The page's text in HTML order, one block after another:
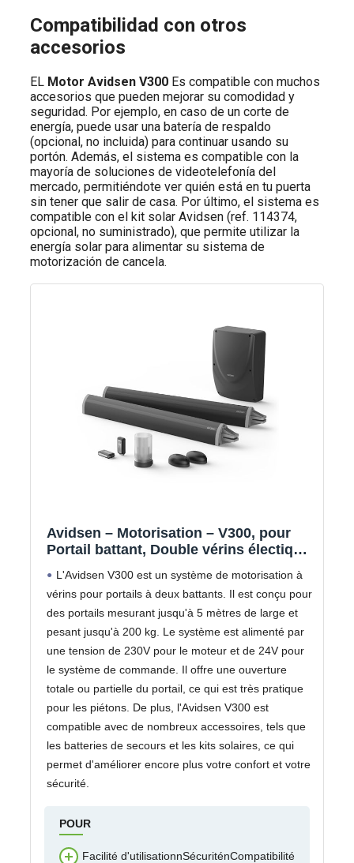
Compatibilidad con otros
accesorios
EL Motor Avidsen V300 Es compatible con muchos
accesorios que pueden mejorar su comodidad y
seguridad. Por ejemplo, en caso de un corte de
energía, puede usar una batería de respaldo
(opcional, no incluida) para continuar usando su
portón. Además, el sistema es compatible con la
mayoría de soluciones de videotelefonía del
mercado, permitiéndote ver quién está en tu puerta
sin tener que salir de casa. Por último, el sistema es
compatible con el kit solar Avidsen (ref. 114374,
opcional, no suministrado), que permite utilizar la
energía solar para alimentar su sistema de
motorización de cancela.
Avidsen – Motorisation – V300, pour
Portail battant, Double vérins électique
Clignotant LED, Gris – 114165
L'Avidsen V300 est un système de motorisation à
vérins pour portails à deux battants. Il est conçu pour
des portails mesurant jusqu'à 5 mètres de large et
pesant jusqu'à 200 kg. Le système est alimenté par
une tension de 230V pour le moteur et de 24V pour
le système de commande. Il offre une ouverture
totale ou partielle du portail, ce qui est très pratique
pour les piétons. De plus, l'Avidsen V300 est
compatible avec de nombreux accessoires, tels que
les batteries de secours et les kits solaires, ce qui
permet d'améliorer encore plus votre confort et votre
sécurité.
POUR
Facilité d'utilisationnSécuriténCompatibilité